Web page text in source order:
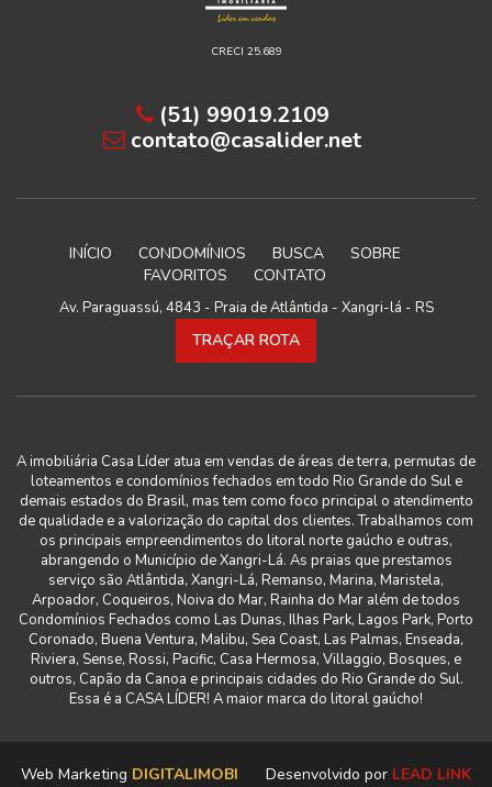
CRECI 25.689
(51) 99019.2109
contato@casalider.net
INÍCIO CONDOMÍNIOS BUSCA
SOBRE
FAVORITOS
CONTATO
Av. Paraguassú, 4843 - Praia de Atlântida - Xangri-lá - RS
TRAÇAR ROTA
A imobiliária Casa Líder atua em vendas de áreas de terra, permutas de
loteamentos e condomínios fechados em todo Rio Grande do Sul e
demais estados do Brasil, mas tem como foco principal o atendimento
de qualidade e a valorização do capital dos clientes. Trabalhamos com
os principais empreendimentos do litoral norte gaúcho e outras,
abrangendo o Município de Xangri-Lá. As praias que prestamos
serviço são Atlântida, Xangri-Lá, Remanso, Marina, Maristela,
Arpoador, Coqueiros, Noiva do Mar, Rainha do Mar além de todos
Condomínios Fechados como Las Dunas, Ilhas Park, Lagos Park, Porto
Coronado, Buena Ventura, Malibu, Sea Coast, Las Palmas, Enseada,
Riviera, Sense, Rossi, Pacific, Casa Hermosa, Villaggio, Bosques, e
outros, Capão da Canoa e principais cidades do Rio Grande do Sul.
Essa é a CASA LÍDER! A maior marca do litoral gaúcho!
Web Marketing DIGITALIMOBI Desenvolvido por LEAD LINK